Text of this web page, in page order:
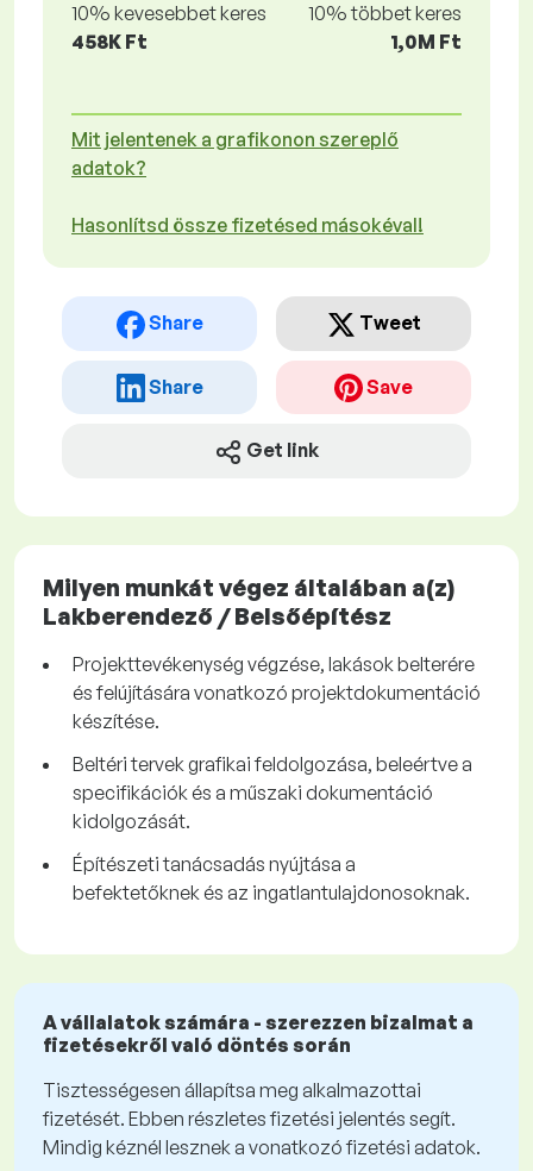
10% kevesebbet keres
458K Ft
10% többet keres
1,0M Ft
Mit jelentenek a grafikonon szereplő
adatok?
Hasonlítsd össze fizetésed másokéval!
Share Tweet
Share Save
Get link
Milyen munkát végez általában a(z)
Lakberendező / Belsőépítész
Projekttevékenység végzése, lakások belterére
és felújítására vonatkozó projektdokumentáció
készítése.
Beltéri tervek grafikai feldolgozása, beleértve a
specifikációk és a műszaki dokumentáció
kidolgozását.
Építészeti tanácsadás nyújtása a
befektetőknek és az ingatlantulajdonosoknak.
A vállalatok számára - szerezzen bizalmat a
fizetésekről való döntés során
Tisztességesen állapítsa meg alkalmazottai
fizetését. Ebben részletes fizetési jelentés segít.
Mindig kéznél lesznek a vonatkozó fizetési adatok.